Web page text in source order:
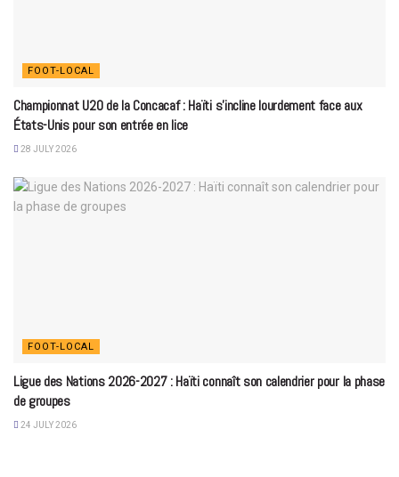
FOOT-LOCAL
Championnat U20 de la Concacaf : Haïti s’incline lourdement face aux
États-Unis pour son entrée en lice
28 JULY 2026
FOOT-LOCAL
Ligue des Nations 2026-2027 : Haïti connaît son calendrier pour la phase
de groupes
24 JULY 2026